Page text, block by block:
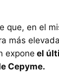
que, en el
más
expone el
Cepyme.